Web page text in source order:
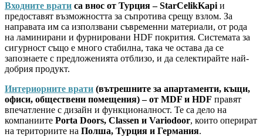
Входните врати са внос от Турция – StarCelikKapi и
предоставят възможността за съпротива срещу взлом. За
направата им са използвани съвременни материали, от рода
на ламинирани и фурнировани HDF покрития. Системата за
сигурност също е много стабилна, така че остава да се
запознаете с предложенията отблизо, и да селектирайте най-
добрия продукт.
Интериорните врати (вътрешните за апартаменти, къщи,
офиси, обществени помещения) – от MDF и HDF правят
впечатление с дизайн и функционалност. Те са дело на
компаниите Porta Doors, Classen и Variodoor, които оперират
на териториите на Полша, Турция и Германия.